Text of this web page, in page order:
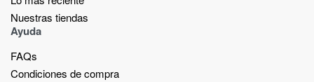
Nuestras tiendas​
Ayuda
FAQs
Condiciones de compra